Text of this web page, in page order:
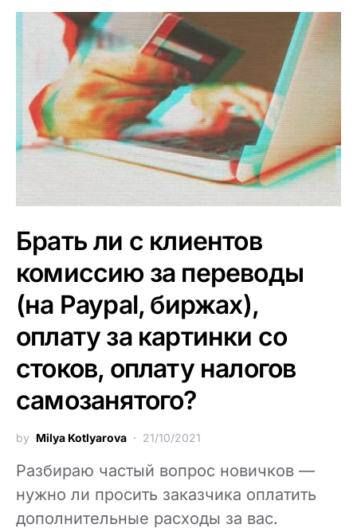
Брать ли с клиентов
комиссию за переводы
(на Paypal, биржах),
оплату за картинки со
стоков, оплату налогов
самозанятого?
by Milya Kotlyarova 21/10/2021
Разбираю частый вопрос новичков —
нужно ли просить заказчика оплатить
дополнительные расходы за вас.